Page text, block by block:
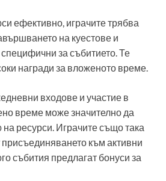
ефективно, играчите трябва
на куестове и
за събитието. Те
награди за вложеното време.
входове и участие в
време може значително да
ресурси. Играчите също така
към активни
събития предлагат бонуси за